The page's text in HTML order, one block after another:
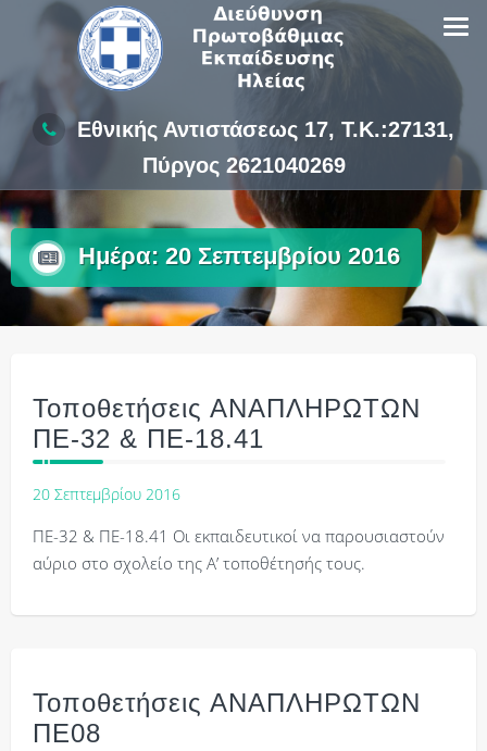
Εθνικής Αντιστάσεως 17, Τ.Κ.:27131,
Πύργος 2621040269
Ημέρα: 20 Σεπτεμβρίου 2016
Τοποθετήσεις ΑΝΑΠΛΗΡΩΤΩΝ
ΠΕ-32 & ΠΕ-18.41
20 Σεπτεμβρίου 2016
ΠΕ-32 & ΠΕ-18.41 Οι εκπαιδευτικοί να παρουσιαστούν
αύριο στο σχολείο της Α’ τοποθέτησής τους.
Τοποθετήσεις ΑΝΑΠΛΗΡΩΤΩΝ
ΠΕ08